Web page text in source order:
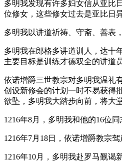
多明我发现有许多妇女信从亚比
位修女，这些修女过去是亚比日
多明我以讲道祈祷、守斋、善表
多明我在郎格多讲道训人，达十
主要目标是训练才德双全的讲道
依诺增爵三世教宗对多明我温礼
创设新修会的计划一时不易获得
欲坠，多明我大踏步向前，将大
1216年8月，多明我和他的16位
1216年7月18日，依诺增爵教宗
1216年10月，多明我赴罗马觐